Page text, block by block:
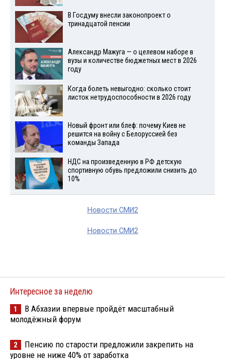
В Госдуму внесли законопроект о
тринадцатой пенсии
Александр Мажуга — о целевом наборе в
вузы и количестве бюджетных мест в 2026
году
Когда болеть невыгодно: сколько стоит
листок нетрудоспособности в 2026 году
Новый фронт или блеф: почему Киев не
решится на войну с Белоруссией без
команды Запада
НДС на произведенную в РФ детскую
спортивную обувь предложили снизить до
10%
Новости СМИ2
Новости СМИ2
Интересное за неделю
1
В Абхазии впервые пройдёт масштабный
молодёжный форум
2
Пенсию по старости предложили закрепить на
уровне не ниже 40% от заработка